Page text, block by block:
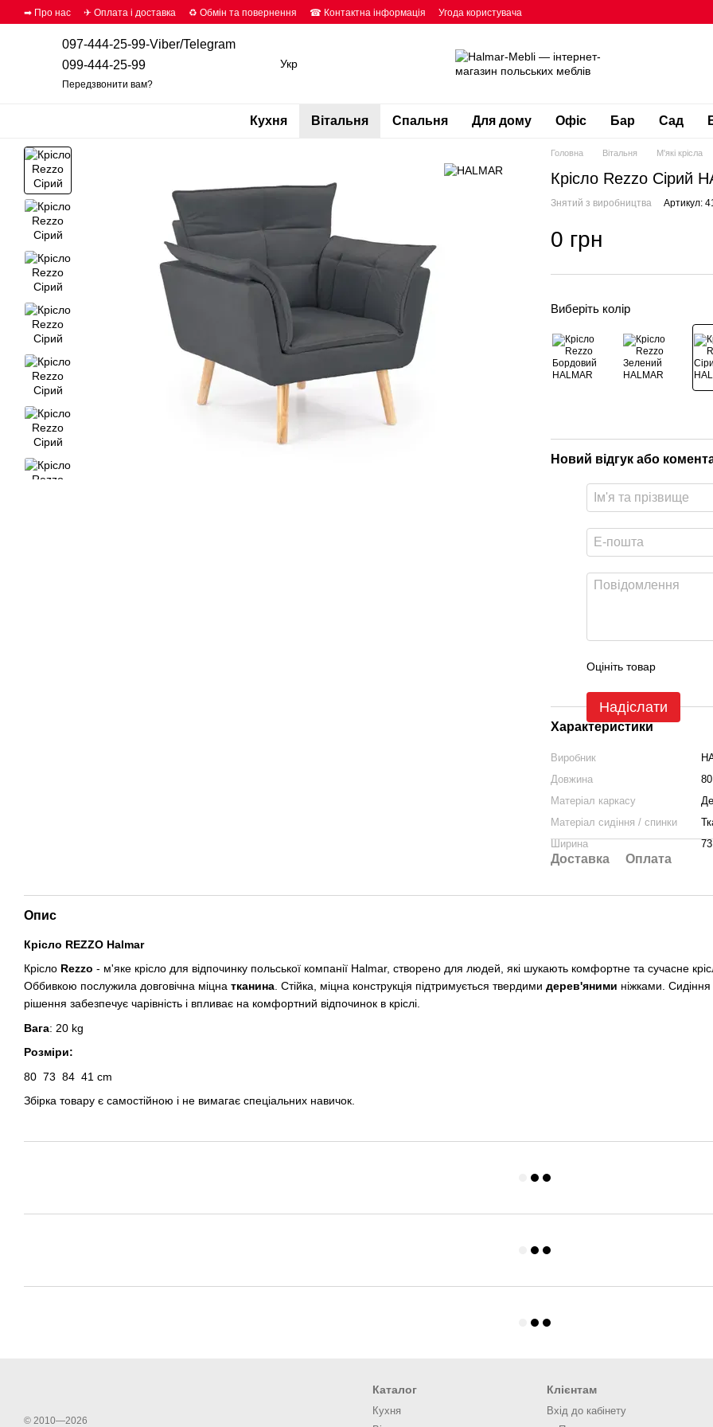
Перейти до основного контенту
➡ Про нас ✈ Оплата і доставка ♻ Обмін та повернення ☎ Контактна інформація Угода користувача
097-444-25-99-Viber/Telegram
099-444-25-99
Передзвонити вам?
Укр
Кухня Вітальня Спальня Для дому Офіс Бар Сад
Головна Вітальня М'які крісла
Крісло Rezzo Сірий
Знятий з виробництва Артикул:
0 грн
Виберіть колір
Новий відгук або
Оцініть товар
Надіслати
Характеристики
Виробник
Довжина
80
Матеріал каркасу
Матеріал сидіння / спинки
Ширина
73
Доставка Оплата
Опис
Крісло REZZO Halmar
Крісло Rezzo - м'яке крісло для відпочинку польської компанії Halmar, створено для людей, які шукають комфортне та сучасне
Оббивкою послужила довговічна міцна тканина. Стійка, міцна конструкція підтримується твердими дерев'яними ніжками.
рішення забезпечує чарівність і впливає на комфортний відпочинок в кріслі.
Вага: 20 kg
Розміри:
80 73 84 41 cm
Збірка товару є самостійною і не вимагає спеціальних навичок.
© 2010—2026
Каталог
Кухня
Клієнтам
Вхід до кабінету